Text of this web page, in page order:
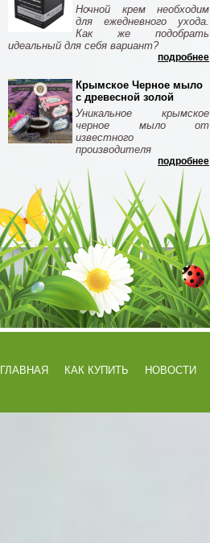
Ночной крем необходим
для ежедневного ухода.
Как же подобрать
идеальный для себя вариант?
подробнее
Крымское Черное мыло
с древесной золой
Уникальное крымское
черное мыло от
известного
производителя
подробнее
ГЛАВНАЯ КАК КУПИТЬ НОВОСТИ